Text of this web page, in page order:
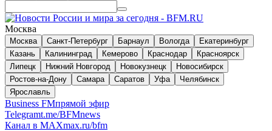
Москва
Москва Санкт-Петербург Барнаул Вологда
Екатеринбург
Казань
Калининград Кемерово Краснодар
Красноярск
Липецк
Нижний Новгород Новокузнецк
Новосибирск
Ростов-на-Дону
Самара Саратов Уфа
Челябинск
Ярославль
Business FMпрямой эфир
Telegramt.me/BFMnews
Канал в MAXmax.ru/bfm